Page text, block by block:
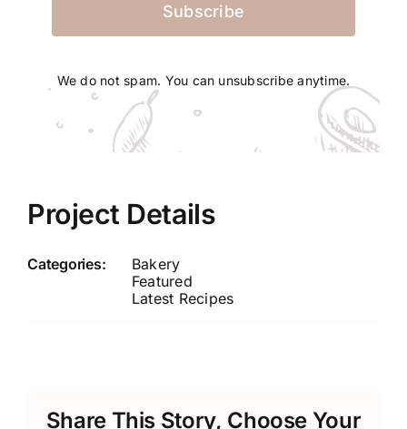
Subscribe
We do not spam. You can unsubscribe anytime.
Project Details
Categories:
Bakery
Featured
Latest Recipes
Share This Story, Choose Your